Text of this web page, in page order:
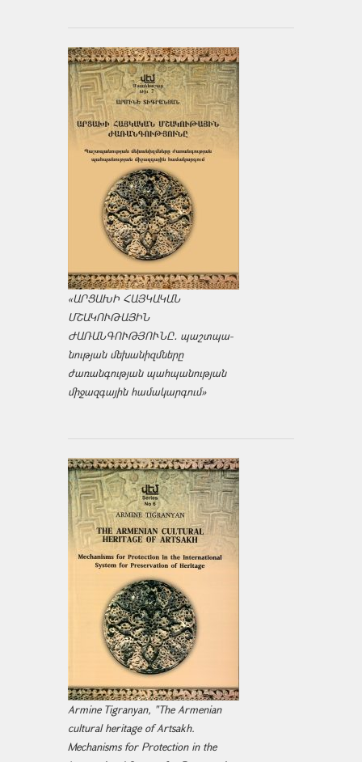
«ԱՐՑԱԽԻ ՀԱՅԿԱԿԱՆ
ՄՇԱԿՈՒԹԱՅԻՆ
ԺԱՌԱՆԳՈՒԹՅՈՒՆԸ․ պաշտպա­
նության մեխանիզմները
ժառանգության պահպանության
միջազ­գային համակարգում»
Armine Tigranyan, "The Armenian
cultural heritage of Artsakh.
Mechanisms for Protection in the